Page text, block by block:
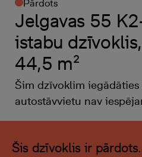
Pārdots
Jelgavas 55
istabu
44,5 m²
Šim dzīvoklim iegādāties
autostāvvietu nav
Šis dzīvoklis ir